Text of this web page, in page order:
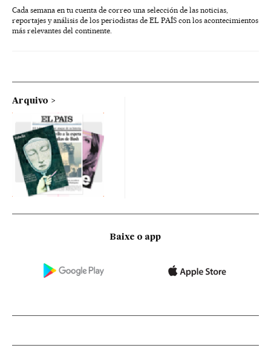
Cada semana en tu cuenta de correo una selección de las noticias,
reportajes y análisis de los periodistas de EL PAÍS con los acontecimientos
más relevantes del continente.
Arquivo
Baixe o app